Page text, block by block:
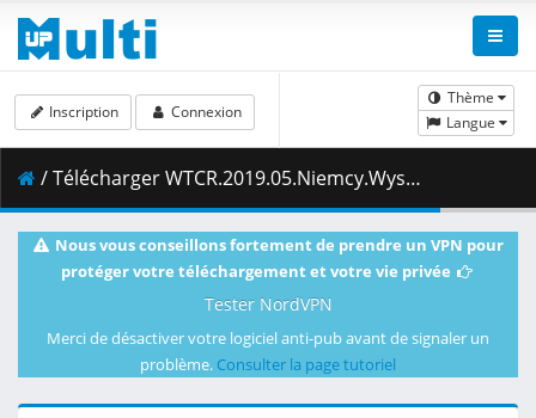
Thème
Langue
Inscription Connexion
/ Télécharger WTCR.2019.05.Niemcy.Wyscig.2.22.06.2019.1080i.PL.EN.HDTV.maraarab.ts ( 2.88 GB )
Nous vous conseillons fortement de prendre un VPN pour
protéger votre téléchargement et votre vie privée
Tester NordVPN
Merci de désactiver votre logiciel anti-pub avant de signaler un
problème. Consulter la page tutoriel